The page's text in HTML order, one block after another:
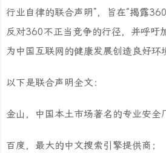
行业自律的联合声明”，旨在“揭露
反对360不正当竞争的行径，并呼吁
为中国互联网的健康发展创造良好环
以下是联合声明全文：
金山，中国本土市场著名的专业安全
百度，最大的中文搜索引擎提供商；